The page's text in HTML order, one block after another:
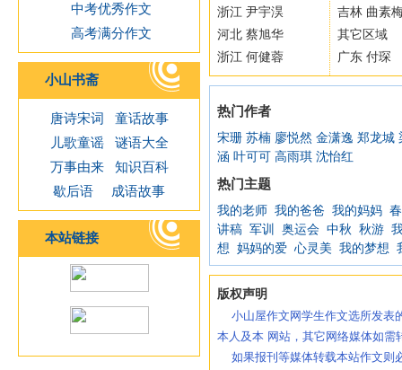
中考优秀作文
高考满分作文
小山书斋
唐诗宋词
童话故事
儿歌童谣
谜语大全
万事由来
知识百科
歇后语
成语故事
本站链接
浙江 尹宇淏
河北 蔡旭华
浙江 何健蓉
吉林 曲素
其它区域
广东 付琛
热门作者
宋珊 苏楠 廖悦然 金潇逸 郑龙城
涵 叶可可 高雨琪 沈怡红
热门主题
我的老师 我的爸爸 我的妈妈
讲稿 军训 奥运会 中秋 秋游
想 妈妈的爱 心灵美 我的梦想
版权声明
小山屋作文网学生作文选所发表
本人及本 网站，其它网络媒体如需
如果报刊等媒体转载本站作文则